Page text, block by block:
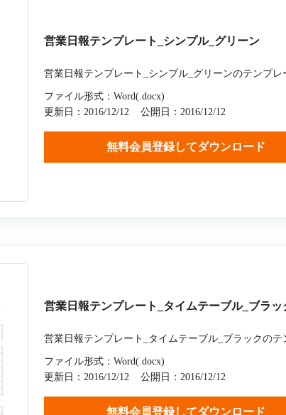
営業日報テンプレート_シンプル_グリーン
営業日報テンプレート_シンプル_グリーンのテンプレ
ファイル形式：Word(.docx)
更新日：2016/12/12
公開日：2016/12/12
無料会員登録してダウンロード
営業日報テンプレート_タイムテーブル_ブラッ
営業日報テンプレート_タイムテーブル_ブラックのテ
ファイル形式：Word(.docx)
更新日：2016/12/12
公開日：2016/12/12
無料会員登録してダウンロード